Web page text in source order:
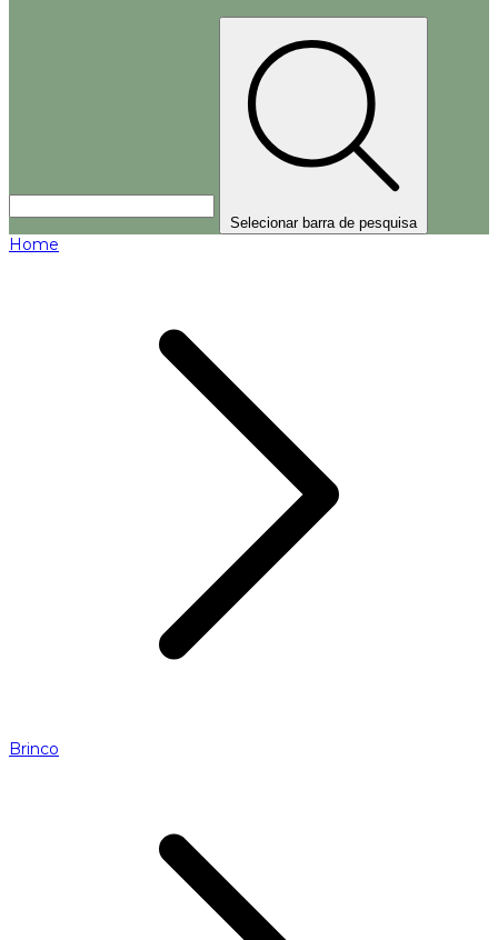
Selecionar barra de pesquisa
Home
Brinco